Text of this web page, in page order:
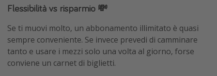
Flessibilità vs risparmio 💸
Se ti muovi molto, un abbonamento illimitato è quasi
sempre conveniente. Se invece prevedi di camminare
tanto e usare i mezzi solo una volta al giorno, forse
conviene un carnet di biglietti.